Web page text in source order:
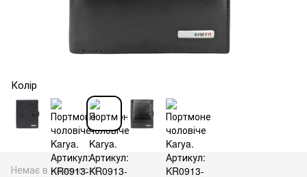
Колір
Немає в наявності